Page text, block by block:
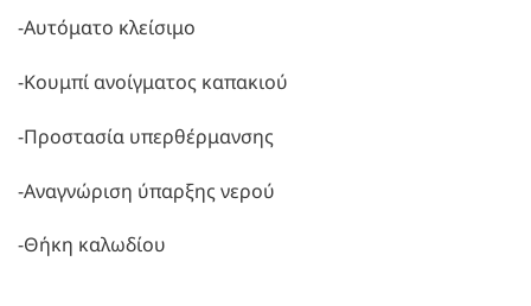
-Αυτόματο κλείσιμο
-Κουμπί ανοίγματος καπακιού
-Προστασία υπερθέρμανσης
-Αναγνώριση ύπαρξης νερού
-Θήκη καλωδίου